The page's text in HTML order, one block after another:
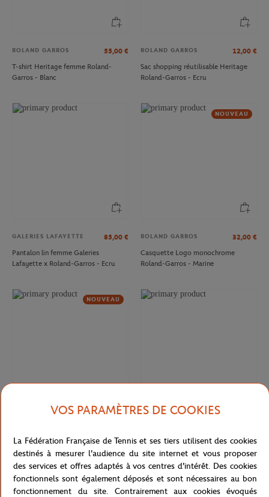
ROLAND GARROS 55,00 €
T-shirt Heritage femme Roland-
Garros - Blanc
ROLAND GARROS 12,00 €
Sac shopping réutilisable Heritage
Roland-Garros - Ecru
GALERIES LAFAYETTE 85,00 €
Pantalon lin femme Galeries
Lafayette x Roland-Garros - Ecru
NOUVEAU
ROLAND GARROS 32,00 €
Casquette Logo monochrome
Roland-Garros - Marine
NOUVEAU
Drap de plage officiel joueur•se
Roland-Garros 2026 - Multicolor
T-shirt Chic femme Galeries
Lafayette x Roland-Garros - Blanc
VOS PARAMÈTRES DE COOKIES
La Fédération Française de Tennis et ses tiers utilisent des cookies
destinés à mesurer l'audience du site internet et vous proposer
des services et offres adaptés à vos centres d'intérêt. Des cookies
fonctionnels sont également déposés et sont nécessaires au bon
fonctionnement du site. Contrairement aux cookies évoqués